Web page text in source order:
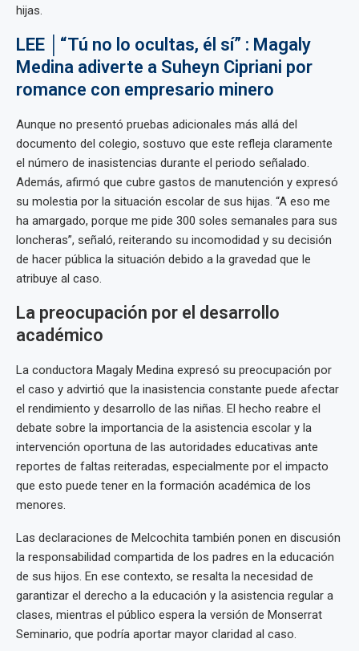
hijas.
LEE │“Tú no lo ocultas, él sí” : Magaly
Medina adiverte a Suheyn Cipriani por
romance con empresario minero
Aunque no presentó pruebas adicionales más allá del
documento del colegio, sostuvo que este refleja claramente
el número de inasistencias durante el periodo señalado.
Además, afirmó que cubre gastos de manutención y expresó
su molestia por la situación escolar de sus hijas. “A eso me
ha amargado, porque me pide 300 soles semanales para sus
loncheras”, señaló, reiterando su incomodidad y su decisión
de hacer pública la situación debido a la gravedad que le
atribuye al caso.
La preocupación por el desarrollo
académico
La conductora Magaly Medina expresó su preocupación por
el caso y advirtió que la inasistencia constante puede afectar
el rendimiento y desarrollo de las niñas. El hecho reabre el
debate sobre la importancia de la asistencia escolar y la
intervención oportuna de las autoridades educativas ante
reportes de faltas reiteradas, especialmente por el impacto
que esto puede tener en la formación académica de los
menores.
Las declaraciones de Melcochita también ponen en discusión
la responsabilidad compartida de los padres en la educación
de sus hijos. En ese contexto, se resalta la necesidad de
garantizar el derecho a la educación y la asistencia regular a
clases, mientras el público espera la versión de Monserrat
Seminario, que podría aportar mayor claridad al caso.